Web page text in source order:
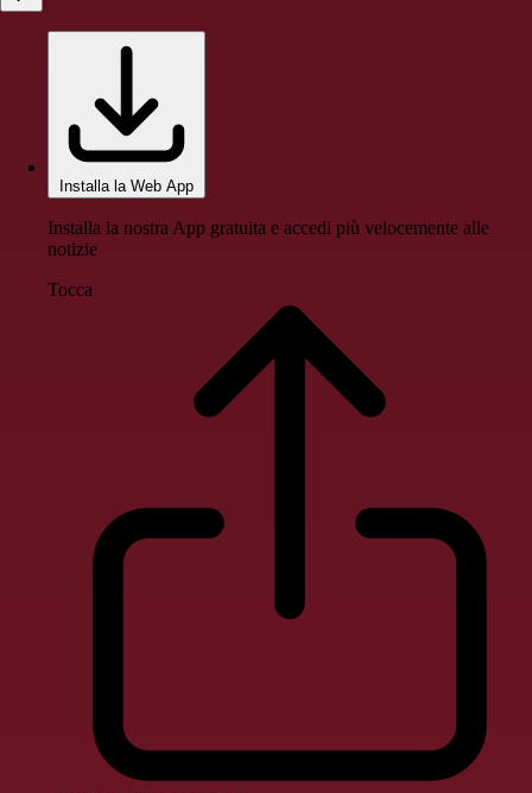
Installa la Web App
Installa la nostra App gratuita e accedi più velocemente alle
notizie
Tocca